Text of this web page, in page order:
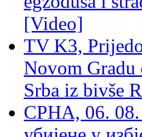
[Video]
TV K3,
Novom Gradu
Srba iz bivše
СРНА, 06. 08.